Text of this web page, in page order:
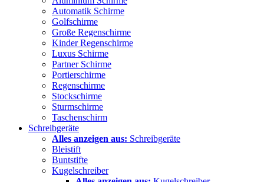
Automatik Schirme
Golfschirme
Große Regenschirme
Kinder Regenschirme
Luxus Schirme
Partner Schirme
Portierschirme
Regenschirme
Stockschirme
Sturmschirme
Taschenschirm
Schreibgeräte
Alles anzeigen aus: Schreibgeräte
Bleistift
Buntstifte
Kugelschreiber